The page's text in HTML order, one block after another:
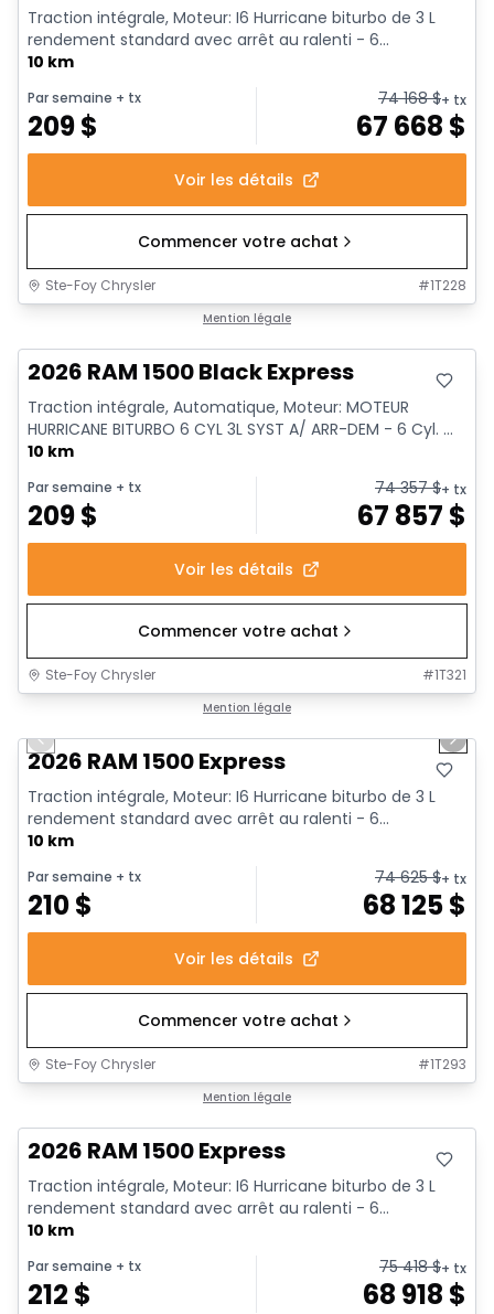
Traction intégrale, Moteur: I6 Hurricane biturbo de 3 L
rendement standard avec arrêt au ralenti - 6...
10 km
Par semaine + tx
209$
74 168$+ tx
67 668 $
Voir les détails
Commencer votre achat
Ste-Foy Chrysler #1T228
Mention légale
2026 RAM 1500 Black Express
Traction intégrale, Automatique, Moteur: MOTEUR
HURRICANE BITURBO 6 CYL 3L SYST A/ ARR-DEM - 6 Cyl. ...
10 km
Par semaine + tx
209$
74 357$+ tx
67 857 $
Voir les détails
Commencer votre achat
Ste-Foy Chrysler #1T321
Mention légale
Previous slide Next
2026 RAM 1500 Express
Traction intégrale, Moteur: I6 Hurricane biturbo de 3 L
rendement standard avec arrêt au ralenti - 6...
10 km
Par semaine + tx
210$
74 625$+ tx
68 125$
Voir les détails
Commencer votre achat
Ste-Foy Chrysler #1T293
Mention légale
2026 RAM 1500 Express
Traction intégrale, Moteur: I6 Hurricane biturbo de 3 L
rendement standard avec arrêt au ralenti - 6...
10 km
Par semaine + tx
212 $
75 418$+ tx
68 918 $